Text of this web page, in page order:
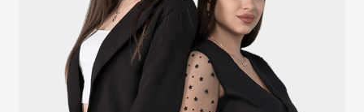
Терминалы самообслуживания
Онлайн-кассы
POS-компьютеры
POS-моноблоки
POS-мониторы